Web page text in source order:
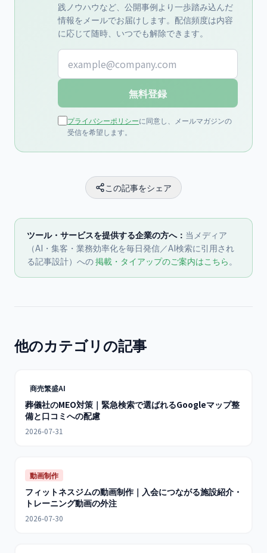
践ノウハウなど、公開事例より一歩踏み込んだ
情報をメールでお届けします。配信頻度は内容
に応じて随時、いつでも解除できます。
メールアドレス
無料登録
プライバシーポリシーに同意し、メールマガジンの
受信を希望します。
この記事をシェア
ツール・サービスを提供する企業の方へ： 当メディア
（AI・集客・業務効率化を毎日発信／AI検索に引用され
る記事設計）への掲載・タイアップのご案内はこちら。
他のカテゴリの記事
商売繁盛AI
葬儀社のMEO対策｜緊急検索で選ばれるGoogleマップ整
備と口コミへの配慮
2026-07-31
動画制作
フィットネスジムの動画制作｜入会につながる施設紹介・
トレーニング動画の外注
2026-07-30